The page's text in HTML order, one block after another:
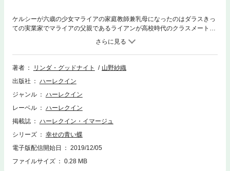
ケルシーが六歳の少女マライアの家庭教師兼乳母になったのはダラスきっ
ての実業家でマライアの父親であるライアンが高校時代のクラスメートだ
った偶然からだ。かつてひそかな憧れの的だったライアン。妻を亡くした
彼に身近に接すれば、昔の思いがよみがえる。だが、彼女にはためらいが
あった。結婚生活ははるか前に破綻していたとはいえ、夫を亡くしてまも
ない身なのだ。だいいち彼は娘のために私を必要としているだけ。私自身
著者 リンダ・グッドナイト
山野紗織
出版社
ハーレクイン
ジャンル
ハーレクイン
レーベル
ハーレクイン
掲載誌
ハーレクイン・イマージュ
シリーズ
幸せの青い蝶
電子版配信開始日
2019/12/05
ファイルサイズ
0.28 MB